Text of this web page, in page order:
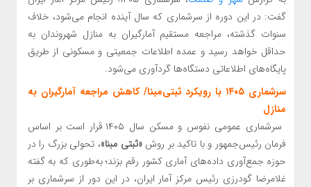
گفت: در این دوره از سرشماری که سال آینده انجام می‌شود، خلاف
سنوات گذشته، مراجعه مستقیم آمارگیران به منازل شهروندان به
حداقل خواهد رسید و عمده اطلاعات جمعیتی و مسکونی از طریق
پایگاه‌های اطلاعاتی دستگاه‌ها گردآوری می‌شود.
سرشماری ۱۴۰۵ با رویکرد ثبتی‌مبنا/ کاهش مراجعه آمارگیران به
منازل
سرشماری عمومی نفوس و مسکن سال ۱۴۰۵ قرار است بر اساس
فرمان رئیس‌جمهور و با تاکید بر روش«ثبتی مبنا»، تحولی بزرگ را در
حوزه جمع‌آوری داده‌های آماری کشور رقم بزند؛ به‌طوری که به گفته
غلامرضا گودرزی رئیس مرکز آمار ایران، در این دور از سرشماری بر